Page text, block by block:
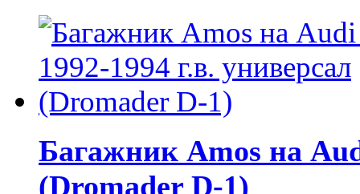
Багажник Amos на
(Dromader D-1)